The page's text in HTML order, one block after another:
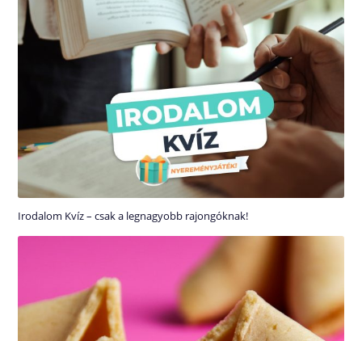
Irodalom Kvíz – csak a legnagyobb rajongóknak!